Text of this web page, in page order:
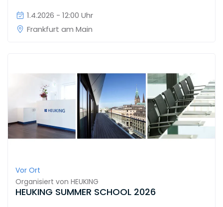
1.4.2026 - 12:00 Uhr
Frankfurt am Main
Vor Ort
Organisiert von HEUKING
HEUKING SUMMER SCHOOL 2026